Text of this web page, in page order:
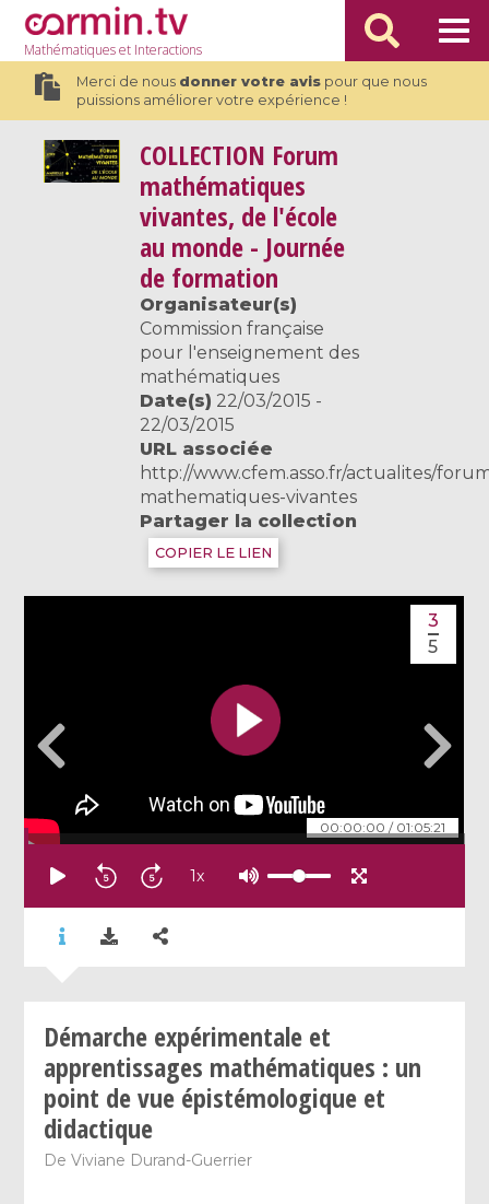
Mathématiqueset Interactions
Merci de nous donner votre avispour que nous
puissions améliorer votre expérience !
COLLECTION Forum
mathématiques
vivantes, de l'école
au monde - Journée
de formation
Organisateur(s)
Commission française
pour l'enseignement des
mathématiques
Date(s) 22/03/2015 -
22/03/2015
URL associée
http://www.cfem.asso.fr/actualites/
mathematiques-vivantes
Partager la collection
COPIER LE LIEN
00:00:00 / 01:05:21
3
5
1x
Démarche expérimentale et
apprentissages mathématiques : un
point de vue épistémologique et
didactique
DeViviane Durand-Guerrier